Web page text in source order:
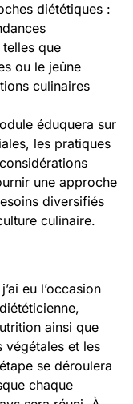
diététiques :
que
ou le jeûne
culinaires
éduquera sur
les pratiques
une approche
diversifiés
culinaire.
eu l’occasion
ainsi que
végétales et les
se déroulera
chaque